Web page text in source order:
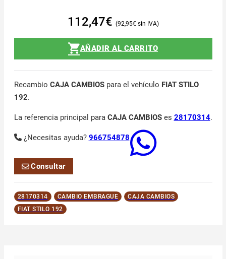
112,47€ 92,95€
AÑADIR AL CARRITO
Recambio CAJA CAMBIOSpara el vehículo FIAT STILO
192.
La referencia principal para CAJA CAMBIOSes 28170314.
¿Necesitas ayuda? 966754878
Consultar
28170314 CAMBIO EMBRAGUE
CAJA CAMBIOS
FIAT STILO 192